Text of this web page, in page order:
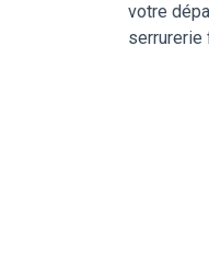
votre
serrurerie